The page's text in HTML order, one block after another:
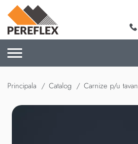
Principala Catalog Carnize p/u tavan